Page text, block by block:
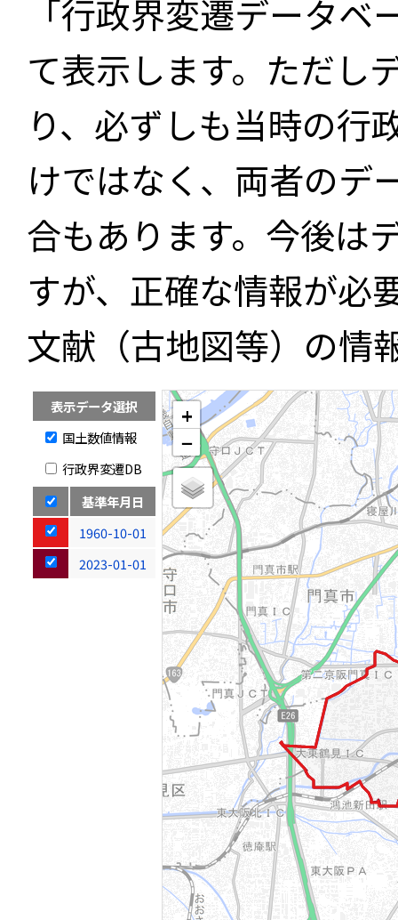
「行政界変遷データ
て表示します。ただし
り、必ずしも当時の行
けではなく、両者のデ
合もあります。今後は
すが、正確な情報が必
文献（古地図等）の情
表示データ選択
国土数値情報
行政界変遷DB
基準年月日
1960-10-01
2023-01-01
+
−